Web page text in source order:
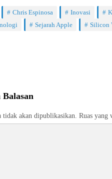
Chris Espinosa Inovasi
Sejarah Apple Silicon
akan dipublikasikan. Ruas yang